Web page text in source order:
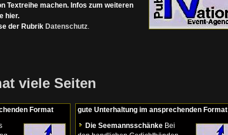
Textreihe machen. Infos zum weiteren
hier.
der Rubrik Datenschutz.
viele Seiten
Format
gute Unterhaltung im ansprechenden Format
Die Seemannsschänke Bei